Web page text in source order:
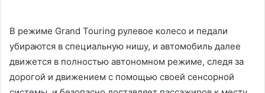
В режиме Grand Touring рулевое колесо и педали
убираются в специальную нишу, и автомобиль далее
движется в полностью автономном режиме, следя за
дорогой и движением с помощью своей сенсорной